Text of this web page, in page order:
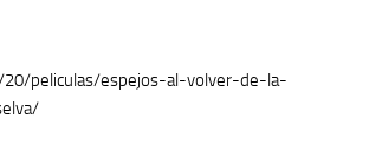
peliculas/espejos-al-volver-de-la-